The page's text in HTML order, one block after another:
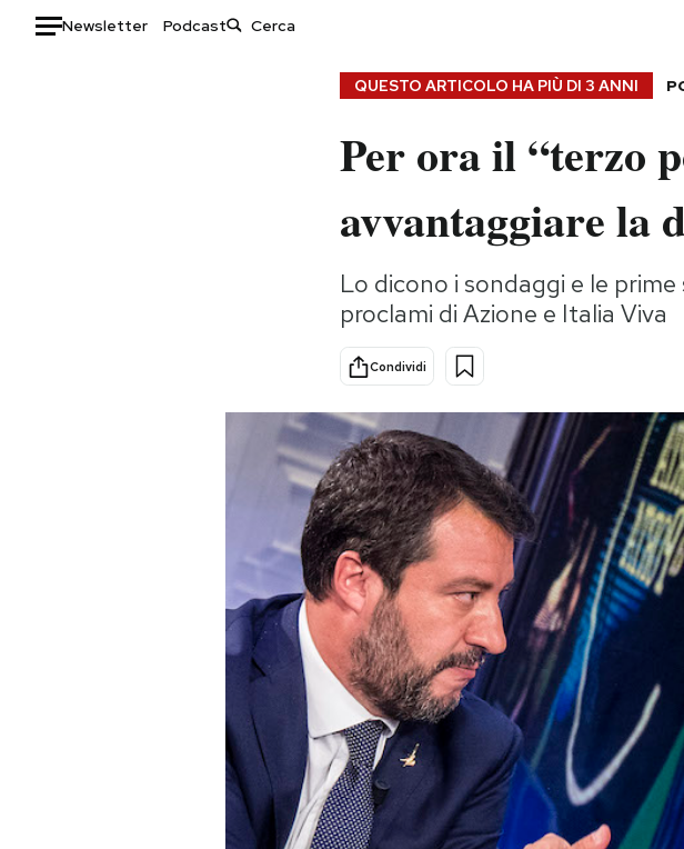
Newsletter Podcast
Storie/Idee
Ok Boomer!
Altrecose
Mondiali calcio 2026
QUESTO ARTICOLO HA PIÙ DI 3 ANNI
Per ora il “terzo
avvantaggiare la
Lo dicono i sondaggi e le
proclami di Azione e Italia Viva
Condividi